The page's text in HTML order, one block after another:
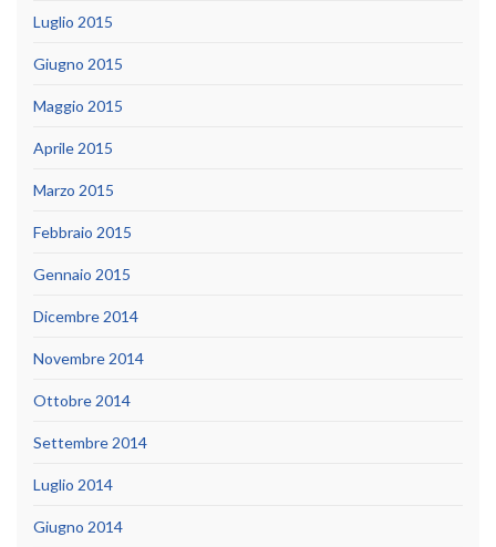
Luglio 2015
Giugno 2015
Maggio 2015
Aprile 2015
Marzo 2015
Febbraio 2015
Gennaio 2015
Dicembre 2014
Novembre 2014
Ottobre 2014
Settembre 2014
Luglio 2014
Giugno 2014